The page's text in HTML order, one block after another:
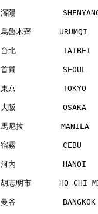
瀋陽
烏魯木齊
台北
首爾
東京
大阪
馬尼拉
宿霧          CEBU
河內          HANOI
胡志明市      HO CHI
曼谷